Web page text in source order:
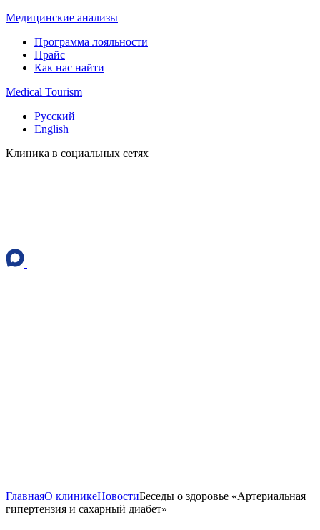
Медицинские анализы
Программа лояльности
Прайс
Как нас найти
Medical Tourism
Русский
English
Клиника в социальных сетях
ГлавнаяО клиникеНовостиБеседы о здоровье «Артериальная
гипертензия и сахарный диабет»